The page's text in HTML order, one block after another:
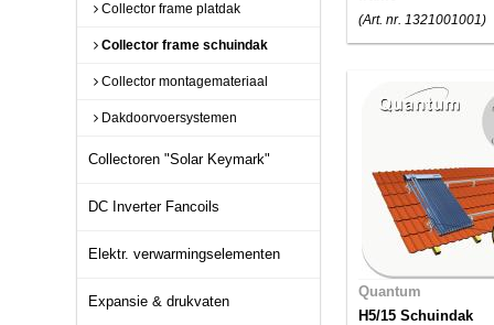
Collector frame platdak
Collector frame schuindak
Collector montagemateriaal
Dakdoorvoersystemen
Collectoren "Solar Keymark"
DC Inverter Fancoils
Elektr. verwarmingselementen
Expansie & drukvaten
(Art. nr. 1321001001)
Quantum
H5/15 Schuindak